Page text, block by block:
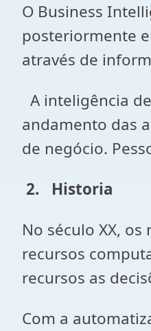
O Business
posteriormente
através de
A inteligência
andamento das
de negócio.
2. Historia
No século XX,
recursos
recursos as
Com a